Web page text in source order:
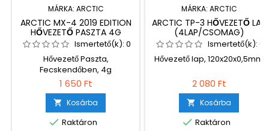
MÁRKA: ARCTIC
ARCTIC MX-4 2019 EDITION
HŐVEZETŐ PASZTA 4G
Ismertető(k): 0
Hővezető Paszta,
Fecskendőben, 4g
1 650 Ft
 Kosárba
 Raktáron
MÁRKA: ARCTIC
ARCTIC TP-3 HŐVEZETŐ LAP
(4LAP/CSOMAG)
Ismertető(k): 0
Hővezető lap, 120x20x0,5mm
2 080 Ft
 Kosárba
 Raktáron